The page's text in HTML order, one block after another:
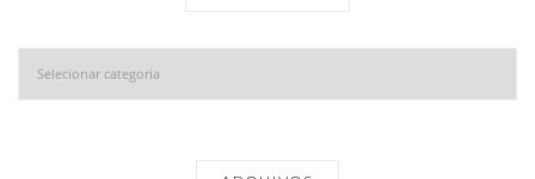
Categorias